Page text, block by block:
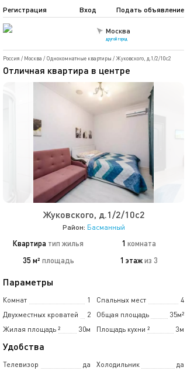
Москва
другой город
Подать объявление
Регистрация Вход
Россия / Москва / Однокомнатные квартиры / Жуковского, д.1/2/10с2
Отличная квартира в центре
Жуковского, д.1/2/10с2
Район: Басманный
Квартира тип жилья 1 комната
35 м² площадь 1 этажиз 3
Параметры
Комнат 1 Спальных мест
4
Двухместных кроватей
2 Общая площадь
35м²
Жилая площадь
30м
² Площадь кухни 3м
²
Удобства
Телевизор да Холодильник
да